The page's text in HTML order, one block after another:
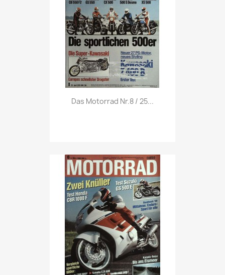
Vorschau
Das Motorrad Nr.8 / 25...